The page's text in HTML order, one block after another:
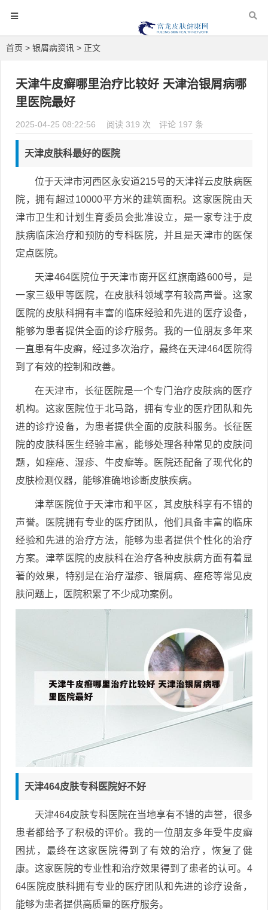
首页 > 银屑病资讯 > 正文
天津牛皮癣哪里治疗比较好 天津治银屑病哪
里医院最好
2025-04-25 08:22:56 阅读 319 次 评论 197 条
天津皮肤科最好的医院
位于天津市河西区永安道215号的天津祥云皮肤病医
院，拥有超过10000平方米的建筑面积。这家医院由天
津市卫生和计划生育委员会批准设立，是一家专注于皮
肤病临床治疗和预防的专科医院，并且是天津市的医保
定点医院。
天津464医院位于天津市南开区红旗南路600号，是
一家三级甲等医院，在皮肤科领域享有较高声誉。这家
医院的皮肤科拥有丰富的临床经验和先进的医疗设备，
能够为患者提供全面的诊疗服务。我的一位朋友多年来
一直患有牛皮癣，经过多次治疗，最终在天津464医院得
到了有效的控制和改善。
在天津市，长征医院是一个专门治疗皮肤病的医疗
机构。这家医院位于北马路，拥有专业的医疗团队和先
进的诊疗设备，为患者提供全面的皮肤科服务。长征医
院的皮肤科医生经验丰富，能够处理各种常见的皮肤问
题，如痤疮、湿疹、牛皮癣等。医院还配备了现代化的
皮肤检测仪器，能够准确地诊断皮肤疾病。
津萃医院位于天津市和平区，其皮肤科享有不错的
声誉。医院拥有专业的医疗团队，他们具备丰富的临床
经验和先进的治疗方法，能够为患者提供个性化的治疗
方案。津萃医院的皮肤科在治疗各种皮肤病方面有着显
著的效果，特别是在治疗湿疹、银屑病、痤疮等常见皮
肤问题上，医院积累了不少成功案例。
天津464皮肤专科医院好不好
天津464皮肤专科医院在当地享有不错的声誉，很多
患者都给予了积极的评价。我的一位朋友多年受牛皮癣
困扰，最终在这家医院得到了有效的治疗，恢复了健
康。这家医院的专业性和治疗效果得到了患者的认可。4
64医院皮肤科拥有专业的医疗团队和先进的诊疗设备，
能够为患者提供高质量的医疗服务。